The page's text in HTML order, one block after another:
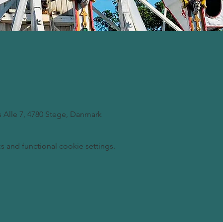
7, 4780 Stege, Danmark
and functional cookie settings.